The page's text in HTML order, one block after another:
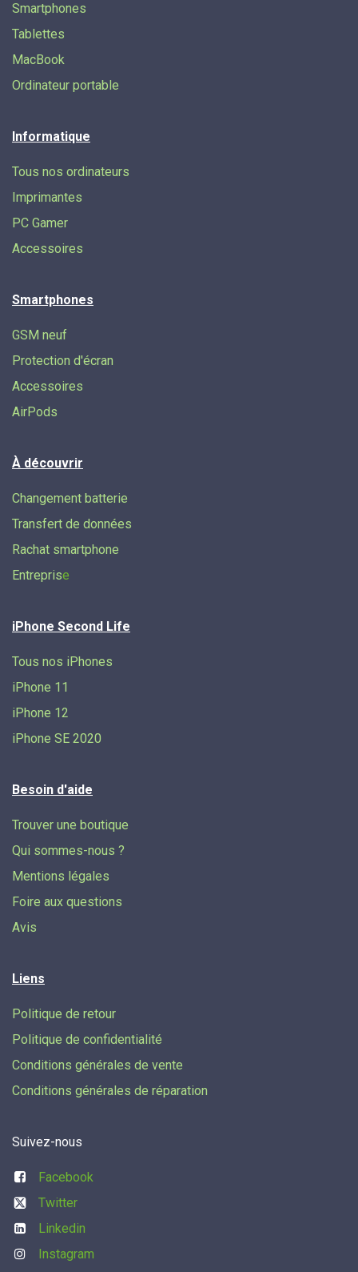
Smartphones
Tablettes
MacBook
Ordinateur portable
Informatique
Tous nos ordinateurs
Imprimantes
PC Gamer
Accessoires
Smartphones
GSM neuf
Protection d'écran
Accessoires
AirPods
À découvrir
Changement batterie
Transfert de données​
Rachat smartphone
Entreprise
iPhone Second Life
Tous nos iPhones
iPhone 11
iPhone 12
iPhone SE 2020
Besoin d'aide
Trouver une boutique
Qui sommes-nous ?
Mentions légales
Foire aux questions
Avis
Liens
Politique de retour
Politique de confidentialité
Conditions générales de vente
Conditions générales de réparation
Suivez-nous
Facebook
Twitter
Linkedin
Instagram